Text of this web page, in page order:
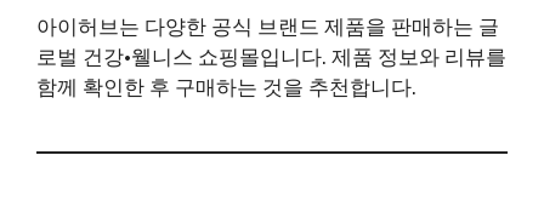
아이허브는 다양한 공식 브랜드 제품을 판매하는 글
로벌 건강·웰니스 쇼핑몰입니다. 제품 정보와 리뷰를
함께 확인한 후 구매하는 것을 추천합니다.